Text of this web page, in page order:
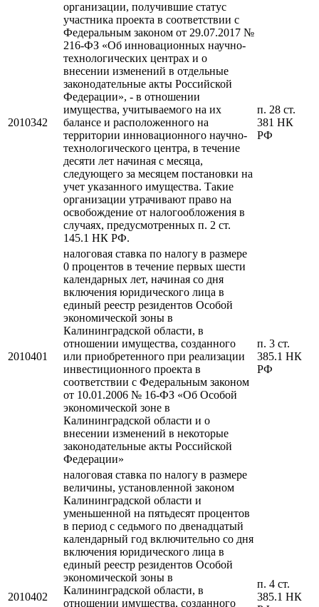
2010342
организации, получившие статус
участника проекта в соответствии с
Федеральным законом от 29.07.2017 №
216-ФЗ «Об инновационных научно-
технологических центрах и о
внесении изменений в отдельные
законодательные акты Российской
Федерации», - в отношении
имущества, учитываемого на их
балансе и расположенного на
территории инновационного научно-
технологического центра, в течение
десяти лет начиная с месяца,
следующего за месяцем постановки на
учет указанного имущества. Такие
организации утрачивают право на
освобождение от налогообложения в
случаях, предусмотренных п. 2 ст.
145.1 НК РФ.
п. 28 ст.
381 НК
РФ
2010401
налоговая ставка по налогу в размере
0 процентов в течение первых шести
календарных лет, начиная со дня
включения юридического лица в
единый реестр резидентов Особой
экономической зоны в
Калининградской области, в
отношении имущества, созданного
или приобретенного при реализации
инвестиционного проекта в
соответствии с Федеральным законом
от 10.01.2006 № 16-ФЗ «Об Особой
экономической зоне в
Калининградской области и о
внесении изменений в некоторые
законодательные акты Российской
Федерации»
п. 3 ст.
385.1 НК
РФ
2010402
налоговая ставка по налогу в размере
величины, установленной законом
Калининградской области и
уменьшенной на пятьдесят процентов
в период с седьмого по двенадцатый
календарный год включительно со дня
включения юридического лица в
единый реестр резидентов Особой
экономической зоны в
Калининградской области, в
отношении имущества, созданного
п. 4 ст.
385.1 НК